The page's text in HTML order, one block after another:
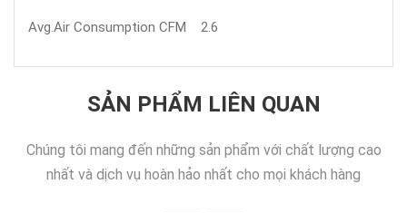
Avg.Air Consumption CFM 2.6
SẢN PHẨM LIÊN QUAN
Chúng tôi mang đến những sản phẩm với chất lượng cao
nhất và dịch vụ hoàn hảo nhất cho mọi khách hàng